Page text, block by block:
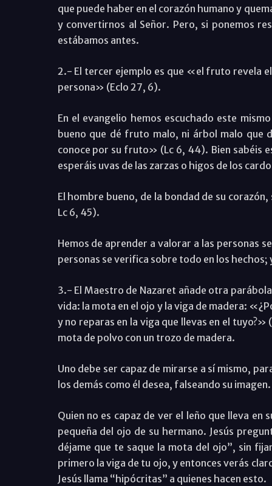
que puede haber en el corazón humano y
y convertirnos al Señor. Pero, si ponemos
estábamos antes.
2.- El tercer ejemplo es que «el fruto revela
persona» (Eclo 27, 6).
En el evangelio hemos escuchado este
bueno que dé fruto malo, ni árbol malo
conoce por su fruto» (Lc 6, 44). Bien sabéis
esperáis uvas de las zarzas o higos de los
El hombre bueno, de la bondad de su
Lc 6, 45).
Hemos de aprender a valorar a las personas
personas se verifica sobre todo en los
3.- El Maestro de Nazaret añade otra
vida: la mota en el ojo y la viga de madera:
y no reparas en la viga que llevas en el
mota de polvo con un trozo de madera.
Uno debe ser capaz de mirarse a sí mismo,
los demás como él desea, falseando su imagen.
Quien no es capaz de ver el leño que lleva
pequeña del ojo de su hermano. Jesús
déjame que te saque la mota del ojo”, sin
primero la viga de tu ojo, y entonces verás
Jesús llama “hipócritas” a quienes hacen esto.